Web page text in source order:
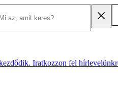
Iratkozzon fel